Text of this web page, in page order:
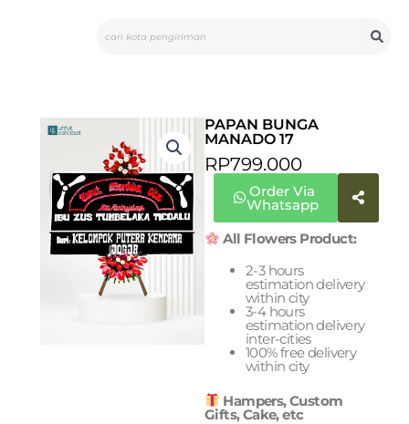
PAPAN BUNGA
MANADO 17
RP799.000
Order Via
Whatsapp
All Flowers Product:
2-3 hours
estimation delivery
within city
3-4 hours
estimation delivery
inter-cities
100% free delivery
within city
Hampers, Custom
Gifts, Cake, etc